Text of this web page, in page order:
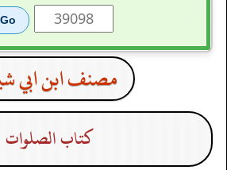
مصنف ابن ابي
كتاب الصلوات